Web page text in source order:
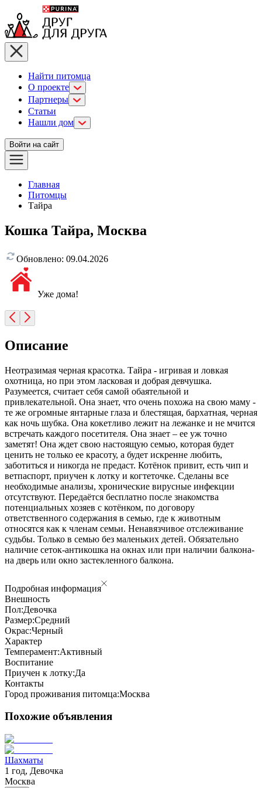
Найти питомца
О проекте
Партнеры
Статьи
Нашли дом
Войти на сайт
Главная
Питомцы
Тайра
Кошка Тайра, Москва
Обновлено: 09.04.2026
Уже дома!
Описание
Неотразимая черная красотка. Тайра - игривая и ловкая
охотница, но при этом ласковая и добрая девчушка.
Разумеется, считает себя самой обаятельной и
привлекательной. Она знает, что очень похожа на свою маму -
те же огромные янтарные глаза и блестящая, бархатная, черная
как ночь шубка. Она кокетливо лежит на лежанке и не мчится
встречать каждого посетителя. Она знает – ее уж точно
заметят! Она ждет свою настоящую семью, которая будет
ценить не только ее красоту, а будет искренне любить,
заботиться и никогда не предаст. Котёнок привит, есть чип и
ветпаспорт, приучен к лотку и когтеточке. Сделаны все
необходимые анализы, хронические вирусные инфекции
отсутствуют. Передаётся бесплатно после знакомства
потенциальных хозяев с котёнком, по договору
ответственного содержания в семью, где к животным
относятся как к членам семьи. Ненавязчивое отслеживание
судьбы. Только в семью без маленьких детей. Обязательно
наличие сеток-антикошка на окнах или при наличии балкона-
на дверь или окно застекленного балкона.
Подробная информация
Внешность
Пол:Девочка
Размер:Средний
Окрас:Черный
Характер
Темперамент:Активный
Воспитание
Приучен к лотку:Да
Контакты
Город проживания питомца:Москва
Похожие объявления
Шахматы
1 год, Девочка
Москва